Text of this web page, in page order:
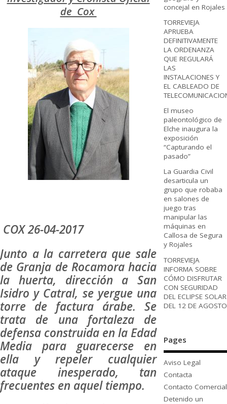
de Cox
COX 26-04-2017
Junto a la carretera que sale
de Granja de Rocamora hacia
la huerta, dirección a San
Isidro y Catral, se yergue una
torre de factura árabe. Se
trata de una fortaleza de
defensa construida en la Edad
Media para guarecerse en
ella y repeler cualquier
ataque inesperado, tan
frecuentes en aquel tiempo.
concejal en Rojales
TORREVIEJA
APRUEBA
DEFINITIVAMENTE
LA ORDENANZA
QUE REGULARÁ
LAS
INSTALACIONES Y
EL CABLEADO DE
El museo
paleontológico de
Elche inaugura la
exposición
“Capturando el
pasado”
La Guardia Civil
desarticula un
grupo que robaba
en salones de
juego tras
manipular las
máquinas en
Callosa de Segura
y Rojales
TORREVIEJA
INFORMA SOBRE
CÓMO DISFRUTAR
CON SEGURIDAD
DEL ECLIPSE SOLAR
DEL 12 DE AGOSTO
Pages
Aviso Legal
Contacta
Contacto Comercial
Detenido un